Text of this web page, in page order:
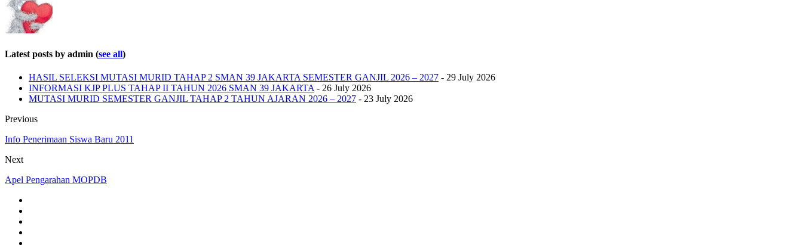
Latest posts by admin (see all)
HASIL SELEKSI MUTASI MURID TAHAP 2 SMAN 39 JAKARTA SEMESTER GANJIL 2026 – 2027 - 29 July 2026
INFORMASI KJP PLUS TAHAP II TAHUN 2026 SMAN 39 JAKARTA - 26 July 2026
MUTASI MURID SEMESTER GANJIL TAHAP 2 TAHUN AJARAN 2026 – 2027 - 23 July 2026
Previous
Info Penerimaan Siswa Baru 2011
Next
Apel Pengarahan MOPDB